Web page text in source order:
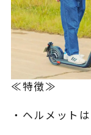
≪特徴≫
・ヘルメット